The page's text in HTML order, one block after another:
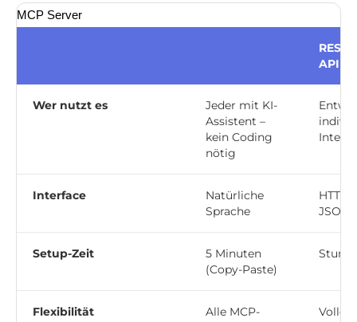
MCP Server
REST
API
Wer nutzt es
Jeder mit KI-
Assistent –
kein Coding
nötig
Interface
Natürliche
Sprache
HTTP-
JSON
Setup-Zeit
5 Minuten
(Copy-Paste)
Flexibilität
Alle MCP-
Volle